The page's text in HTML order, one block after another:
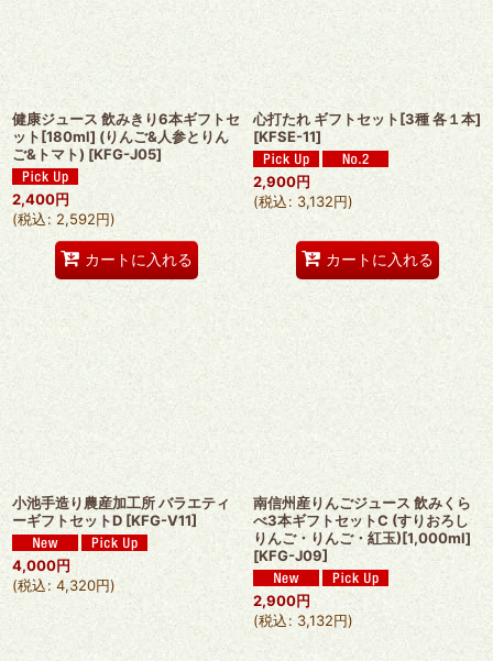
健康ジュース 飲みきり6本ギフトセ
ット[180ml] (りんご&人参とりん
ご&トマト) [KFG-J05]
2,400円
(税込: 2,592円)
カートに入れる
心打たれ ギフトセット[3種 各１本]
[KFSE-11]
2,900円
(税込: 3,132円)
カートに入れる
小池手造り農産加工所 バラエティ
ーギフトセットD [KFG-V11]
4,000円
(税込: 4,320円)
南信州産りんごジュース 飲みくら
べ3本ギフトセットC (すりおろし
りんご・りんご・紅玉)[1,000ml]
[KFG-J09]
2,900円
(税込: 3,132円)